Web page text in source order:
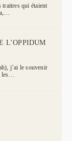
traitres qui étaient
L’OPPIDUM
j’ai le souvenir